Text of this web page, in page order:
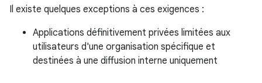
Il existe quelques exceptions à ces exigences :
Applications définitivement privées limitées aux
utilisateurs d'une organisation spécifique et
destinées à une diffusion interne uniquement